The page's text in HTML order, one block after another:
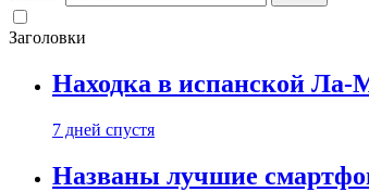
Заголовки
Находка в испанской Ла-
7 дней спустя
Названы лучшие